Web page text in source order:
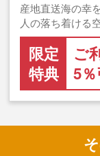
産地直送海の幸
人の落ち着ける
限定
特典
ご
5